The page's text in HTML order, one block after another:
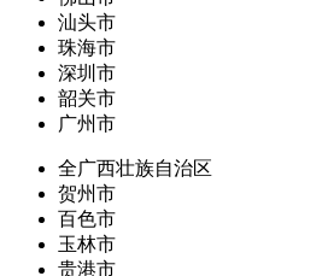
汕头市
珠海市
深圳市
韶关市
广州市
全广西壮族自治区
贺州市
百色市
玉林市
贵港市